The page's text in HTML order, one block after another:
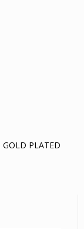
PLATED